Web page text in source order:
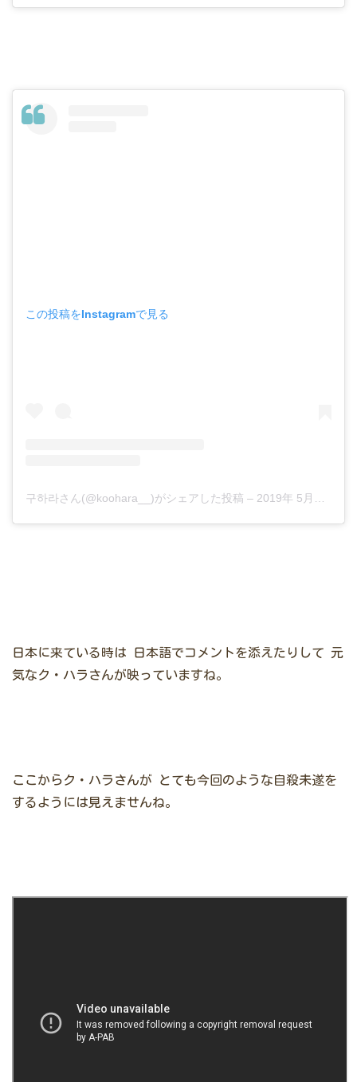
この投稿をInstagramで見る
구하라さん(@koohara__)がシェアした投稿 – 2019年 5月月4日午前4時29分PDT
日本に来ている時は 日本語でコメントを添えたりして 元
気なク・ハラさんが映っていますね。
ここからク・ハラさんが とても今回のような自殺未遂を
するようには見えませんね。